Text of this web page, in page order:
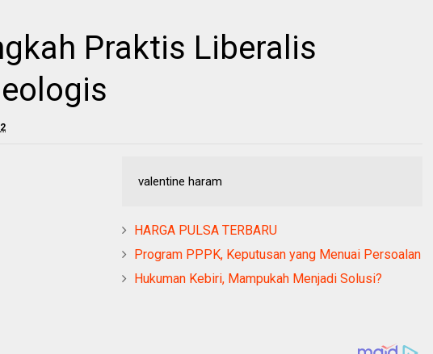
Praktis Liberalis
valentine haram
HARGA PULSA TERBARU
Program PPPK, Keputusan yang Menuai Persoalan
Hukuman Kebiri, Mampukah Menjadi Solusi?